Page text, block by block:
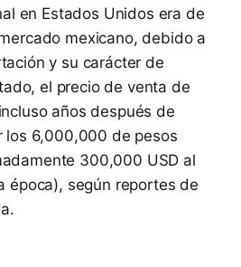
en Estados Unidos era de
mexicano, debido a
y su carácter de
el precio de venta de
años después de
los 6,000,000 de pesos
300,000 USD al
época), según reportes de